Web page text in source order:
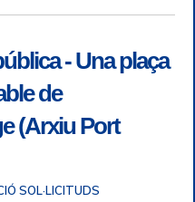
- Una plaça
de
(Arxiu Port
SOL·LICITUDS